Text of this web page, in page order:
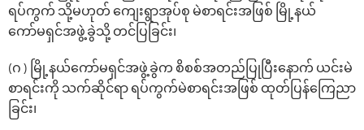
ရပ်ကွက် သို့မဟုတ် ကျေးရွာအုပ်စု မဲစာရင်းအဖြစ် မြို့နယ်
ကော်မရှင်အဖွဲ့ခွဲသို့ တင်ပြခြင်း၊
(ဂ ) မြို့နယ်ကော်မရှင်အဖွဲ့ခွဲက စိစစ်အတည်ပြုပြီးနောက် ယင်းမဲ
စာရင်းကို သက်ဆိုင်ရာ ရပ်ကွက်မဲစာရင်းအဖြစ် ထုတ်ပြန်ကြေညာ
ခြင်း၊